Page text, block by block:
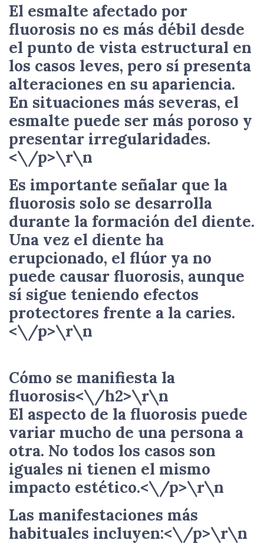
El esmalte afectado por
fluorosis no es más débil desde
el punto de vista estructural en
los casos leves, pero sí presenta
alteraciones en su apariencia.
En situaciones más severas, el
esmalte puede ser más poroso y
presentar irregularidades.
<\/p>\r\n
Es importante señalar que la
fluorosis solo se desarrolla
durante la formación del diente.
Una vez el diente ha
erupcionado, el flúor ya no
puede causar fluorosis, aunque
sí sigue teniendo efectos
protectores frente a la caries.
<\/p>\r\n
Cómo se manifiesta la
fluorosis<\/h2>\r\n
El aspecto de la fluorosis puede
variar mucho de una persona a
otra. No todos los casos son
iguales ni tienen el mismo
impacto estético.<\/p>\r\n
Las manifestaciones más
habituales incluyen:<\/p>\r\n